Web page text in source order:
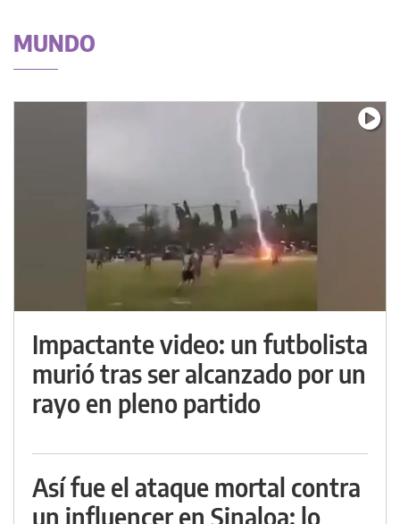
MUNDO
Impactante video: un futbolista
murió tras ser alcanzado por un
rayo en pleno partido
Así fue el ataque mortal contra
un influencer en Sinaloa: lo